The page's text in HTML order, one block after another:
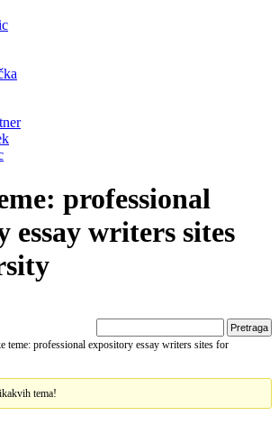
professional
essay writers sites
teme: professional expository essay writers sites for
tema!